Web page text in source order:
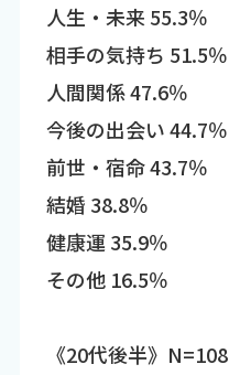
人生・未来 55.3％
相手の気持ち 51.5％
人間関係 47.6％
今後の出会い 44.7％
前世・宿命 43.7％
結婚 38.8％
健康運 35.9％
その他 16.5％
《20代後半》N=108